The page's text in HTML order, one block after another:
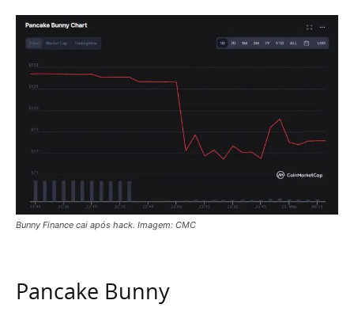
Bunny Finance cai após hack. Imagem: CMC
Pancake Bunny